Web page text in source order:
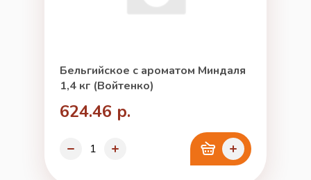
Бельгийское с ароматом Миндаля
1,4 кг (Войтенко)
624.46 р.